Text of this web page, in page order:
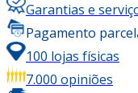
Garantias e
Pagamento
100 lojas físicas
7.000 opiniões